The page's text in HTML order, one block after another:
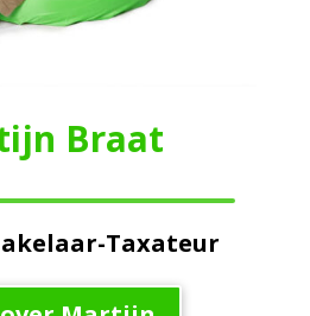
Braat
Taxateur